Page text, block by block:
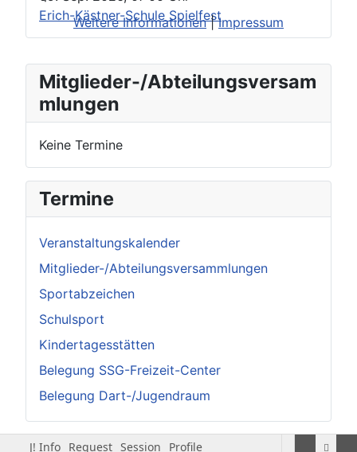
Mitglieder-/Abteilungsversam
mlungen
Keine Termine
Termine
Veranstaltungskalender
Mitglieder-/Abteilungsversammlungen
Sportabzeichen
Schulsport
Kindertagesstätten
Belegung SSG-Freizeit-Center
Belegung Dart-/Jugendraum
Erich-Kästner-Schule Spielfest
Weitere Informationen|Impressum
J! Info Request Session Profile